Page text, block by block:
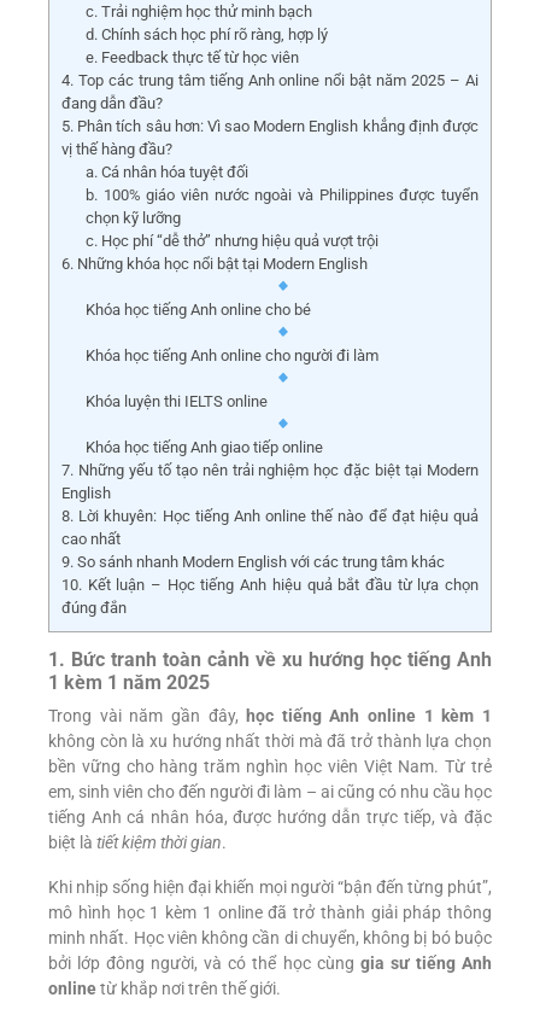
c. Trải nghiệm học thử minh bạch
d. Chính sách học phí rõ ràng, hợp lý
e. Feedback thực tế từ học viên
4. Top các trung tâm tiếng Anh online nổi bật năm 2025 – Ai
đang dẫn đầu?
5. Phân tích sâu hơn: Vì sao Modern English khẳng định được
vị thế hàng đầu?
a. Cá nhân hóa tuyệt đối
b. 100% giáo viên nước ngoài và Philippines được tuyển
chọn kỹ lưỡng
c. Học phí “dễ thở” nhưng hiệu quả vượt trội
6. Những khóa học nổi bật tại Modern English
Khóa học tiếng Anh online cho bé
Khóa học tiếng Anh online cho người đi làm
Khóa luyện thi IELTS online
Khóa học tiếng Anh giao tiếp online
7. Những yếu tố tạo nên trải nghiệm học đặc biệt tại Modern
English
8. Lời khuyên: Học tiếng Anh online thế nào để đạt hiệu quả
cao nhất
9. So sánh nhanh Modern English với các trung tâm khác
10. Kết luận – Học tiếng Anh hiệu quả bắt đầu từ lựa chọn
đúng đắn
1. Bức tranh toàn cảnh về xu hướng học tiếng Anh
1 kèm 1 năm 2025
Trong vài năm gần đây, học tiếng Anh online 1 kèm 1
không còn là xu hướng nhất thời mà đã trở thành lựa chọn
bền vững cho hàng trăm nghìn học viên Việt Nam. Từ trẻ
em, sinh viên cho đến người đi làm – ai cũng có nhu cầu học
tiếng Anh cá nhân hóa, được hướng dẫn trực tiếp, và đặc
biệt là tiết kiệm thời gian.
Khi nhịp sống hiện đại khiến mọi người “bận đến từng phút”,
mô hình học 1 kèm 1 online đã trở thành giải pháp thông
minh nhất. Học viên không cần di chuyển, không bị bó buộc
bởi lớp đông người, và có thể học cùng gia sư tiếng Anh
onlinetừ khắp nơi trên thế giới.